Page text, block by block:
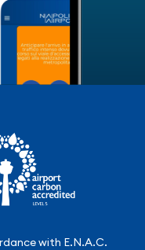
with E.N.A.C.